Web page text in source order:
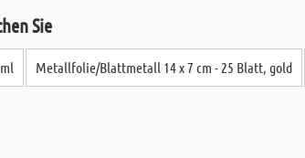
Sie
Metallfolie/Blattmetall 14 x 7 cm - 25 Blatt, gold